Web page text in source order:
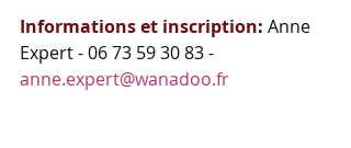
Informations et inscription: Anne
Expert - 06 73 59 30 83 -
anne.expert@wanadoo.fr